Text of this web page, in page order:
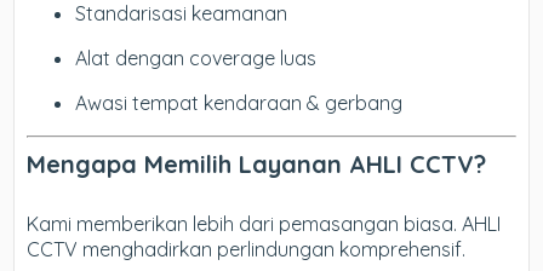
Standarisasi keamanan
Alat dengan coverage luas
Awasi tempat kendaraan & gerbang
Mengapa Memilih Layanan AHLI CCTV?
Kami memberikan lebih dari pemasangan biasa. AHLI
CCTV menghadirkan perlindungan komprehensif.